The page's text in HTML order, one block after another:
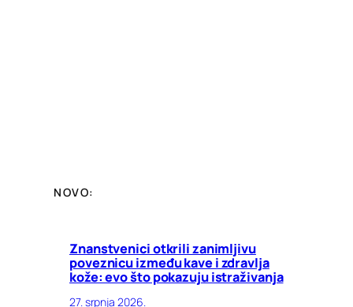
NOVO:
Znanstvenici otkrili zanimljivu
poveznicu između kave i zdravlja
kože: evo što pokazuju istraživanja
27. srpnja 2026.